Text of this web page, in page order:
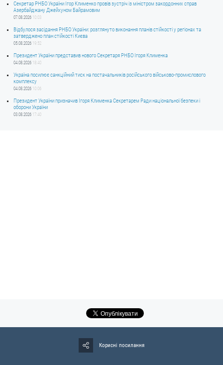
Секретар РНБО України Ігор Клименко провів зустріч із міністром закордонних справ
Азербайджану Джейхуном Байрамовим
07.08.2026 10:03
Відбулося засідання РНБО України: розглянуто виконання планів стійкості у регіонах та
затверджено план стійкості Києва
05.08.2026 19:52
Президент України представив нового Секретаря РНБО Ігоря Клименка
04.08.2026 18:40
Україна посилює санкційний тиск на постачальників російського військово-промислового
комплексу
04.08.2026 10:06
Президент України призначив Ігоря Клименка Секретарем Ради національної безпеки і
оборони України
03.08.2026 17:40
Корисні посилання